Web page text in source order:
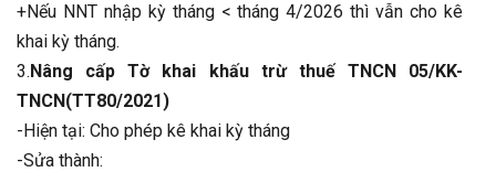
+Nếu NNT nhập kỳ tháng < tháng 4/2026 thì vẫn cho kê
khai kỳ tháng.
3.Nâng cấp Tờ khai khấu trừ thuế TNCN 05/KK-
TNCN(TT80/2021)
-Hiện tại: Cho phép kê khai kỳ tháng
-Sửa thành: